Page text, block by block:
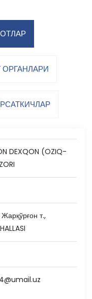
DEXQON (OZIQ-
т.,